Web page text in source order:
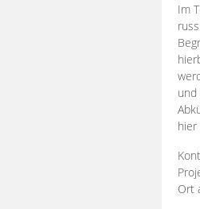
Im
und
Ort